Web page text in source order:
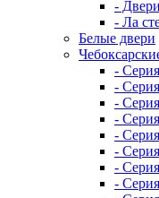
-
- Ла
Белые двери
-
-
-
-
-
-
-
-